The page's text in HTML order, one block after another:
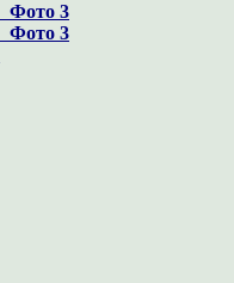
Фото 3
Фото 3